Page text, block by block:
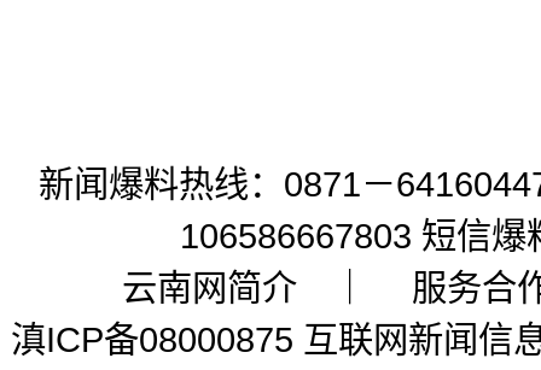
新闻爆料热线：0871－
106586667803 短信
云南网简介
服务合
滇ICP备08000875 互联网新闻信